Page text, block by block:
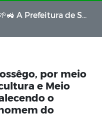
A Prefeitura de Sossêgo, por meio da Secretaria de Agricultura e Meio Ambiente, segue fortalecendo o compromisso com o homem do campo.
por meio
e Meio
o
do